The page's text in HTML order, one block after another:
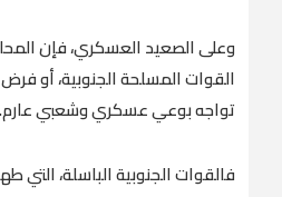
وعلى الصعيد العسكري، فإن
القوات المسلحة الجنوبية، أو
تواجه بوعي عسكري وشعبي عارم.
فالقوات الجنوبية الباسلة، التي